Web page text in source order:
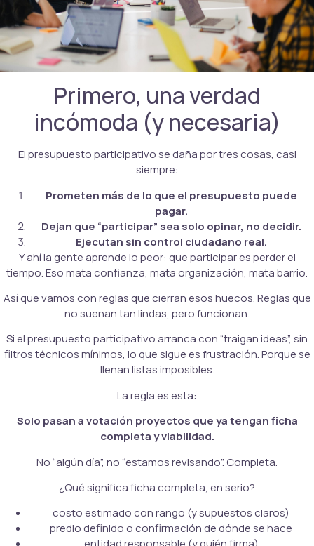
Primero, una verdad
incómoda (y necesaria)
El presupuesto participativo se daña por tres cosas, casi
siempre:
Prometen más de lo que el presupuesto puede
pagar.
Dejan que “participar” sea solo opinar, no decidir.
Ejecutan sin control ciudadano real.
Y ahí la gente aprende lo peor: que participar es perder el
tiempo. Eso mata confianza, mata organización, mata barrio.
Así que vamos con reglas que cierran esos huecos. Reglas que
no suenan tan lindas, pero funcionan.
Si el presupuesto participativo arranca con “traigan ideas”, sin
filtros técnicos mínimos, lo que sigue es frustración. Porque se
llenan listas imposibles.
La regla es esta:
Solo pasan a votación proyectos que ya tengan ficha
completa y viabilidad.
No “algún día”, no “estamos revisando”. Completa.
¿Qué significa ficha completa, en serio?
costo estimado con rango (y supuestos claros)
predio definido o confirmación de dónde se hace